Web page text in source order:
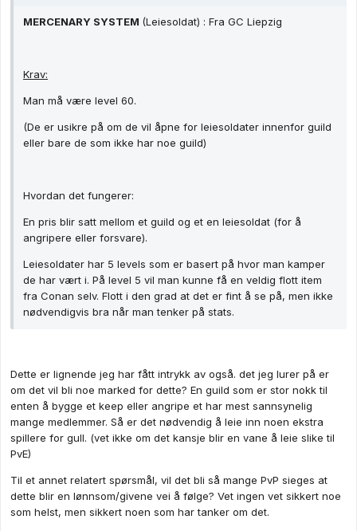
MERCENARY SYSTEM (Leiesoldat) : Fra GC Liepzig
Krav:
Man må være level 60.
(De er usikre på om de vil åpne for leiesoldater innenfor guild
eller bare de som ikke har noe guild)
Hvordan det fungerer:
En pris blir satt mellom et guild og et en leiesoldat (for å
angripere eller forsvare).
Leiesoldater har 5 levels som er basert på hvor man kamper
de har vært i. På level 5 vil man kunne få en veldig flott item
fra Conan selv. Flott i den grad at det er fint å se på, men ikke
nødvendigvis bra når man tenker på stats.
Dette er lignende jeg har fått intrykk av også. det jeg lurer på er
om det vil bli noe marked for dette? En guild som er stor nokk til
enten å bygge et keep eller angripe et har mest sannsynelig
mange medlemmer. Så er det nødvendig å leie inn noen ekstra
spillere for gull. (vet ikke om det kansje blir en vane å leie slike til
PvE)
Til et annet relatert spørsmål, vil det bli så mange PvP sieges at
dette blir en lønnsom/givene vei å følge? Vet ingen vet sikkert noe
som helst, men sikkert noen som har tanker om det.